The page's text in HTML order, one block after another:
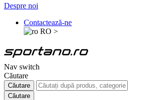
Despre noi
Contactează-ne
RO >
Nav switch
Căutare
Căutare
Căutare